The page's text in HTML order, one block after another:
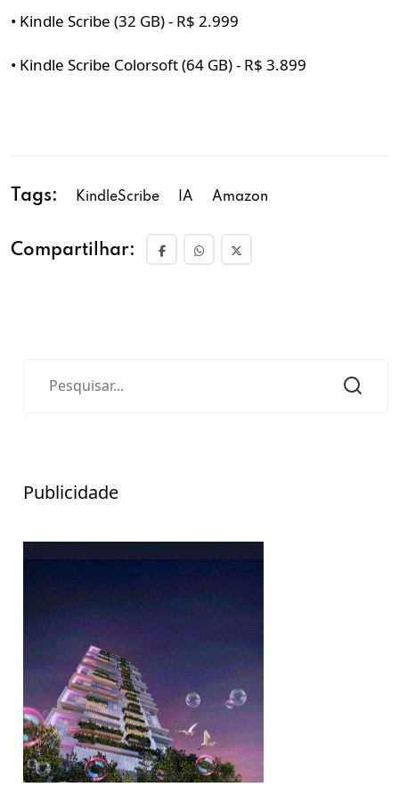
• Kindle Scribe (32 GB) - R$ 2.999
• Kindle Scribe Colorsoft (64 GB) - R$ 3.899
Tags: KindleScribe IA Amazon
Compartilhar:
Publicidade